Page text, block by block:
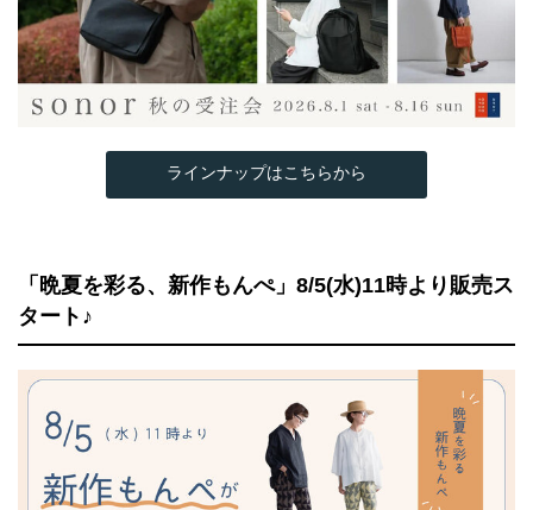
ラインナップはこちらから
「晩夏を彩る、新作もんぺ」8/5(水)11時より販売ス
タート♪